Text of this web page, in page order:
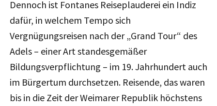
Dennoch ist Fontanes Reiseplauderei ein Indiz
dafür, in welchem Tempo sich
Vergnügungsreisen nach der „Grand Tour“ des
Adels – einer Art standesgemäßer
Bildungsverpflichtung – im 19. Jahrhundert auch
im Bürgertum durchsetzen. Reisende, das waren
bis in die Zeit der Weimarer Republik höchstens